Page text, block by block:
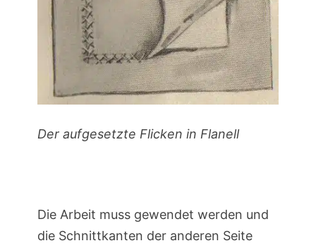
Der aufgesetzte Flicken in Flanell
Die Arbeit muss gewendet werden und
die Schnittkanten der anderen Seite